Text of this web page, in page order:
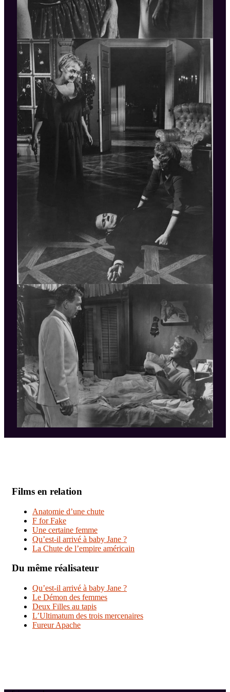
Films en relation
Anatomie d’une chute
F for Fake
Une certaine femme
Qu’est-il arrivé à baby Jane ?
La Chute de l’empire américain
Du même réalisateur
Qu’est-il arrivé à baby Jane ?
Le Démon des femmes
Deux Filles au tapis
L’Ultimatum des trois mercenaires
Fureur Apache